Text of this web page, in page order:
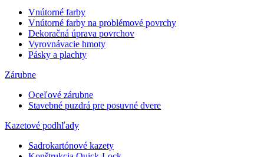
Vnútorné farby
Vnútorné farby na problémové povrchy
Dekoračná úprava povrchov
Vyrovnávacie hmoty
Pásky a plachty
Zárubne
Oceľové zárubne
Stavebné puzdrá pre posuvné dvere
Kazetové podhľady
Sadrokartónové kazety